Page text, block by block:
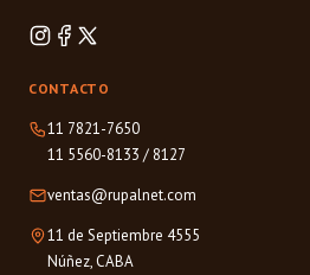
CONTACTO
11 7821-7650
11 5560-8133 / 8127
ventas@rupalnet.com
11 de Septiembre 4555
Núñez, CABA